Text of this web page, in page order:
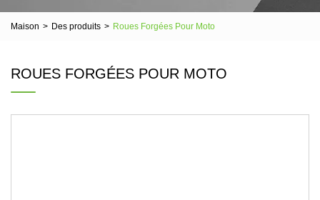
Maison > Des produits > Roues Forgées Pour Moto
ROUES FORGÉES POUR MOTO